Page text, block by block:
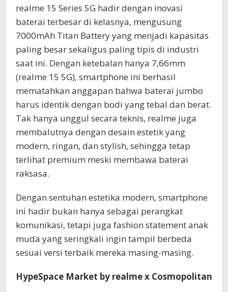
realme 15 Series 5G hadir dengan inovasi
baterai terbesar di kelasnya, mengusung
7000mAh Titan Battery yang menjadi kapasitas
paling besar sekaligus paling tipis di industri
saat ini. Dengan ketebalan hanya 7,66mm
(realme 15 5G), smartphone ini berhasil
mematahkan anggapan bahwa baterai jumbo
harus identik dengan bodi yang tebal dan berat.
Tak hanya unggul secara teknis, realme juga
membalutnya dengan desain estetik yang
modern, ringan, dan stylish, sehingga tetap
terlihat premium meski membawa baterai
raksasa.
Dengan sentuhan estetika modern, smartphone
ini hadir bukan hanya sebagai perangkat
komunikasi, tetapi juga fashion statement anak
muda yang seringkali ingin tampil berbeda
sesuai versi terbaik mereka masing-masing.
HypeSpace Market by realme x Cosmopolitan